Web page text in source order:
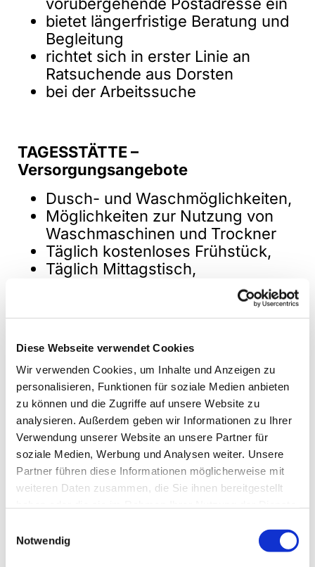
Diese Webseite verwendet Cookies
Wir verwenden Cookies, um Inhalte und Anzeigen zu
personalisieren, Funktionen für soziale Medien anbieten
zu können und die Zugriffe auf unsere Website zu
analysieren. Außerdem geben wir Informationen zu Ihrer
Verwendung unserer Website an unsere Partner für
soziale Medien, Werbung und Analysen weiter. Unsere
Partner führen diese Informationen möglicherweise mit
weiteren Daten zusammen, die Sie ihnen bereitgestellt
Notwendig
bietet längerfristige Beratung und
Begleitung
richtet sich in erster Linie an
Ratsuchende aus Dorsten
bei der Arbeitssuche
TAGESSTÄTTE –
Versorgungsangebote
Dusch- und Waschmöglichkeiten,
Möglichkeiten zur Nutzung von
Waschmaschinen und Trockner
Täglich kostenloses Frühstück,
Täglich Mittagstisch,
Telefon- und Schreibtischnutzung
Zeitungen und Fernseher,
Information und Unterhaltung, Die
Tagesstätte befindet sich auf
derselben Ebene wie die
Beratungsstelle. Sie verfügt über
einen großen Aufenthaltsraum,
eine Küche sowie Toiletten- und
Duschräume. Besucher können
sich hier aufhalten, sich ausruhen
und entspannen, neue Kontakte
knüpfen und die
Versorgungsangebote in
Anspruch nehmen.